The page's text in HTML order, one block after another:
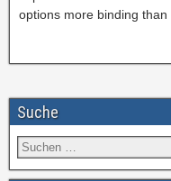
options more binding
Suche